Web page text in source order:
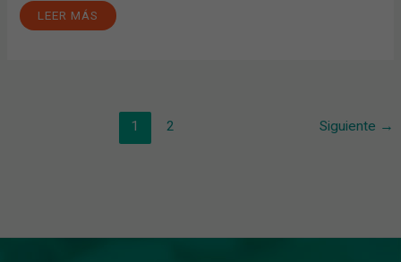
LEER MÁS
1 2 Siguiente →